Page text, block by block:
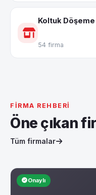
Koltuk
54 firma
FIRMA REHBERI
Öne çıkan
Tüm firmalar
Onaylı